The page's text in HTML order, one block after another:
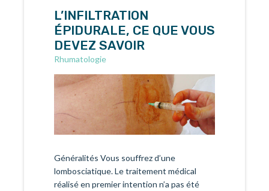
L’INFILTRATION
ÉPIDURALE, CE QUE VOUS
DEVEZ SAVOIR
Rhumatologie
Généralités Vous souffrez d’une
lombosciatique. Le traitement médical
réalisé en premier intention n’a pas été